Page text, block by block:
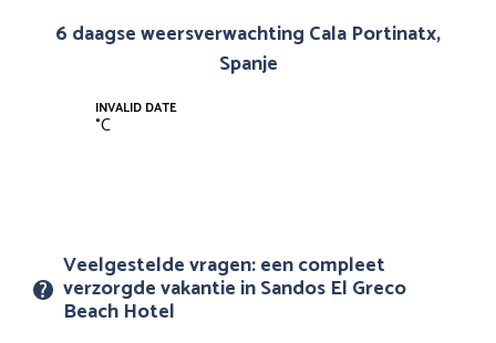
6 daagse weersverwachting Cala Portinatx,
Spanje
INVALID DATE
°C
Veelgestelde vragen: een compleet
verzorgde vakantie in Sandos El Greco
Beach Hotel